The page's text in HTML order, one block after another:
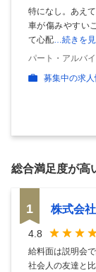
特になし。あえ
車が傷みやすい
て心配 …続きを
パート・アルバイ
募集中の求
総合満足度が高
1 株式会
4.8
給料面は説明会
社会人の友達と